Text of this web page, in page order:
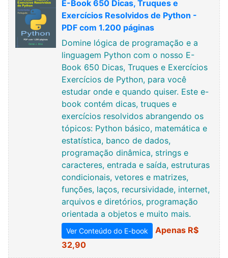
E-Book 650 Dicas, Truques e
Exercícios Resolvidos de Python -
PDF com 1.200 páginas
Domine lógica de programação e a
linguagem Python com o nosso E-
Book 650 Dicas, Truques e Exercícios
Exercícios de Python, para você
estudar onde e quando quiser. Este e-
book contém dicas, truques e
exercícios resolvidos abrangendo os
tópicos: Python básico, matemática e
estatística, banco de dados,
programação dinâmica, strings e
caracteres, entrada e saída, estruturas
condicionais, vetores e matrizes,
funções, laços, recursividade, internet,
arquivos e diretórios, programação
orientada a objetos e muito mais.
Ver Conteúdo do E-book
Apenas R$
32,90